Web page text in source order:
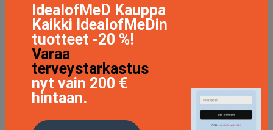
IdealofMeD Kauppa
Kaikki IdealofMeDin
tuotteet -20 %!
Varaa
terveystarkastus
nyt vain 200 €
hintaan.